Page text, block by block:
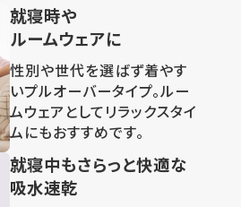
就寝時や
ルームウェアに
性別や世代を選ばず着やす
いプルオーバータイプ。ルー
ムウェアとしてリラックスタイ
ムにもおすすめです。
就寝中もさらっと快適な
吸水速乾